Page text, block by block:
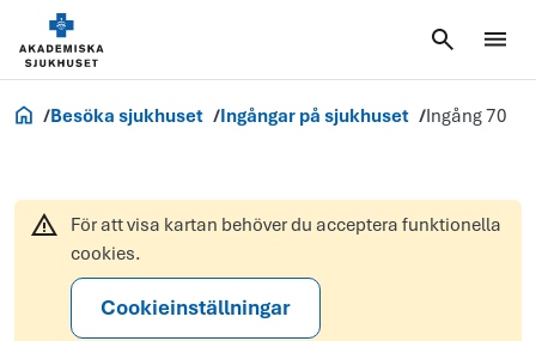
Akademiska.se
Besöka sjukhuset Ingångar på sjukhuset Ingång 70
För att visa kartan behöver du acceptera funktionella
cookies.
Cookieinställningar